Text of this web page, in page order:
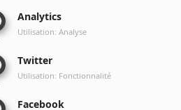
Analytics
Utilisation: Analyse
Twitter
Utilisation: Fonctionnalité
Facebook
Liège et Namur se parent